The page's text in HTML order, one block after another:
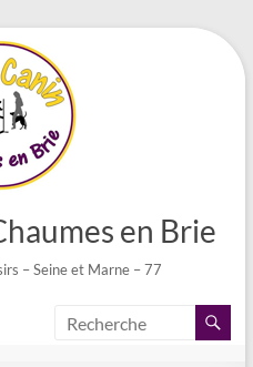
en Brie
– Seine et Marne – 77